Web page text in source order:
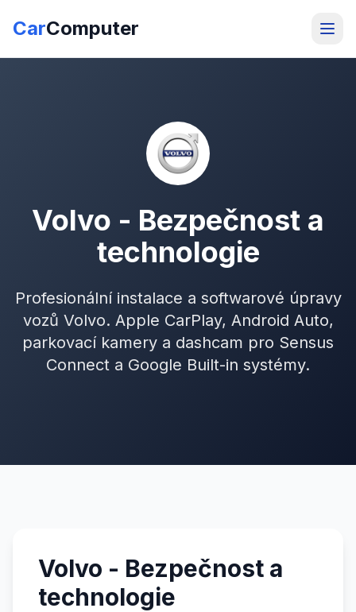
CarComputer
Volvo - Bezpečnost a
technologie
Profesionální instalace a softwarové úpravy
vozů Volvo. Apple CarPlay, Android Auto,
parkovací kamery a dashcam pro Sensus
Connect a Google Built-in systémy.
Volvo - Bezpečnost a
technologie